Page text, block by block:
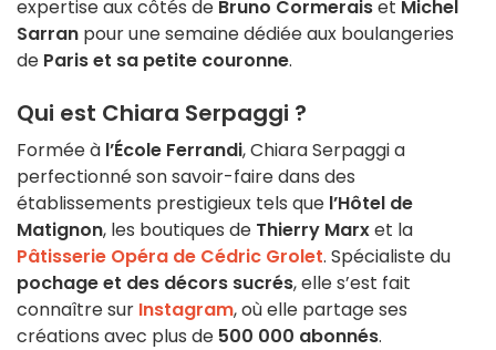
expertise aux côtés de Bruno Cormeraiset Michel
Sarran pour une semaine dédiée aux boulangeries
de Paris et sa petite couronne.
Qui est Chiara Serpaggi ?
Formée à l’École Ferrandi, Chiara Serpaggi a
perfectionné son savoir-faire dans des
établissements prestigieux tels que l’Hôtel de
Matignon, les boutiques de Thierry Marxet la
Pâtisserie Opéra de Cédric Grolet. Spécialiste du
pochage et des décors sucrés, elle s’est fait
connaître sur Instagram, où elle partage ses
créations avec plus de 500 000 abonnés.